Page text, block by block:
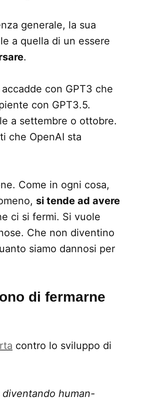
generale, la sua
a quella di un essere
.
con GPT3 che
con GPT3.5.
a settembre o ottobre.
che OpenAI sta
Come in ogni cosa,
si tende ad avere
ci si fermi. Si vuole
Che non diventino
siamo dannosi per
di fermarne
contro lo sviluppo di
human-